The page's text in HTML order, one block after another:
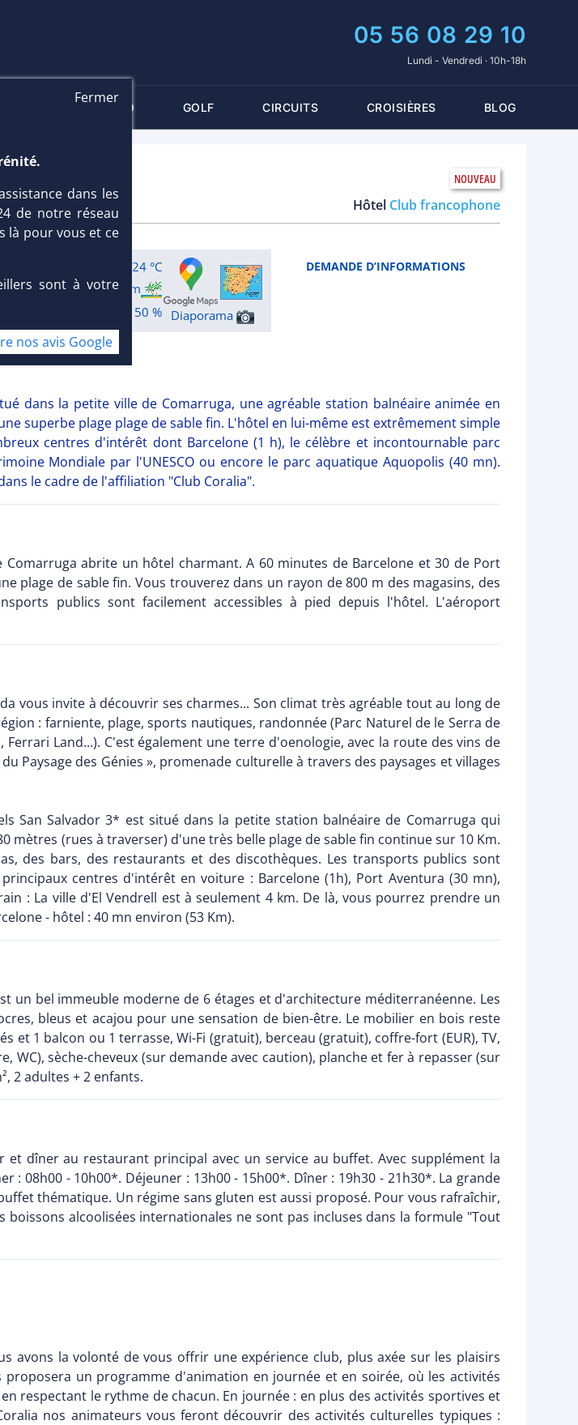
05 56 08 29 10
Lundi - Vendredi · 10h-18h
THALASSO GOLF CIRCUITS CROISIÈRES BLOG
Hôtel Club francophone
DEMANDE D’INFORMATIONS
24 °C
Long.Longueur:10 km
50 % Diaporama
dans la petite ville de Comarruga, une agréable station balnéaire animée en
superbe plage plage de sable fin. L'hôtel en lui-même est extrêmement simple
centres d'intérêt dont Barcelone (1 h), le célèbre et incontournable parc
Mondiale par l'UNESCO ou encore le parc aquatique Aquopolis (40 mn).
le cadre de l'affiliation "Club Coralia".
abrite un hôtel charmant. A 60 minutes de Barcelone et 30 de Port
plage de sable fin. Vous trouverez dans un rayon de 800 m des magasins, des
publics sont facilement accessibles à pied depuis l'hôtel. L'aéroport
vous invite à découvrir ses charmes... Son climat très agréable tout au long de
: farniente, plage, sports nautiques, randonnée (Parc Naturel de le Serra de
Land...). C'est également une terre d'oenologie, avec la route des vins de
Paysage des Génies », promenade culturelle à travers des paysages et villages
San Salvador 3* est situé dans la petite station balnéaire de Comarruga qui
(rues à traverser) d'une très belle plage de sable fin continue sur 10 Km.
des bars, des restaurants et des discothèques. Les transports publics sont
centres d'intérêt en voiture : Barcelone (1h), Port Aventura (30 mn),
: La ville d'El Vendrell est à seulement 4 km. De là, vous pourrez prendre un
- hôtel : 40 mn environ (53 Km).
bel immeuble moderne de 6 étages et d'architecture méditerranéenne. Les
bleus et acajou pour une sensation de bien-être. Le mobilier en bois reste
1 balcon ou 1 terrasse, Wi-Fi (gratuit), berceau (gratuit), coffre-fort (EUR), TV,
sèche-cheveux (sur demande avec caution), planche et fer à repasser (sur
2 adultes + 2 enfants.
dîner au restaurant principal avec un service au buffet. Avec supplément la
: 08h00 - 10h00*. Déjeuner : 13h00 - 15h00*. Dîner : 19h30 - 21h30*. La grande
thématique. Un régime sans gluten est aussi proposé. Pour vous rafraîchir,
alcoolisées internationales ne sont pas incluses dans la formule "Tout
avons la volonté de vous offrir une expérience club, plus axée sur les plaisirs
un programme d'animation en journée et en soirée, où les activités
respectant le rythme de chacun. En journée : en plus des activités sportives et
nos animateurs vous feront découvrir des activités culturelles typiques :
Fermer
dans les
de notre réseau
là pour vous et ce
sont à votre
nos avis Google